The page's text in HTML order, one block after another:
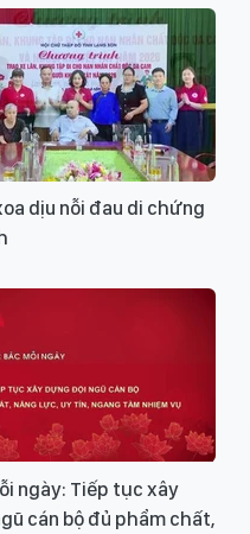
dịu nỗi đau di chứng
ngày: Tiếp tục xây
cán bộ đủ phẩm chất,